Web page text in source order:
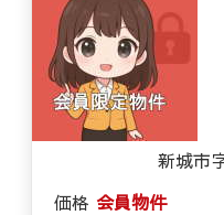
新城市
価格 会員物件